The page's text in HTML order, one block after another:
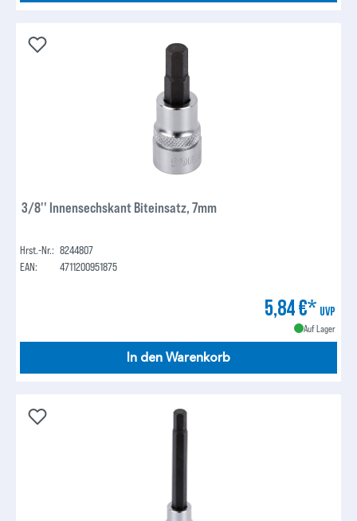
3/8'' Innensechskant Biteinsatz, 7mm
Hrst.-Nr.: 8244807
EAN:
4711200951875
5,84 €* UVP
Auf Lager
In den Warenkorb